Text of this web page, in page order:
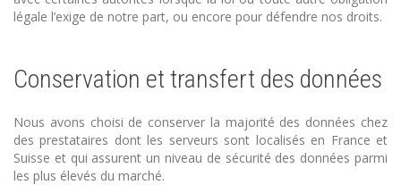
légale l’exige de notre part, ou encore pour défendre nos droits.
Conservation et transfert des données
Nous avons choisi de conserver la majorité des données chez
des prestataires dont les serveurs sont localisés en France et
Suisse et qui assurent un niveau de sécurité des données parmi
les plus élevés du marché.